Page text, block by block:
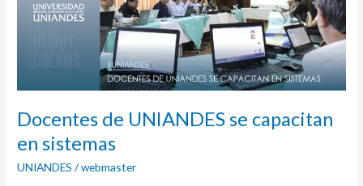
Docentes de UNIANDES se capacitan
en sistemas
UNIANDES /webmaster
capacitan